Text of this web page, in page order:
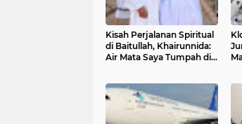
Kisah Perjalanan Spiritual
di Baitullah, Khairunnida:
Air Mata Saya Tumpah di